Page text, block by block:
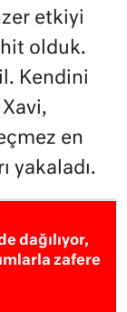
etkiyi
olduk.
Kendini
en
yakaladı.
dağılıyor,
zafere